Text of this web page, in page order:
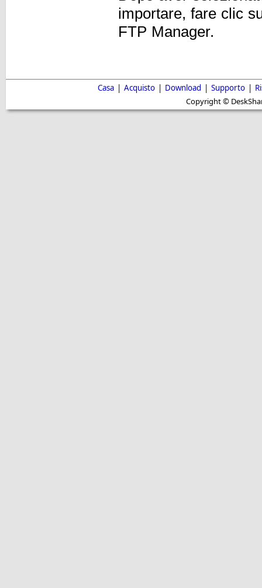
importare, fare clic
FTP Manager.
Casa | Acquisto | Download | Supporto |
Copyright ©